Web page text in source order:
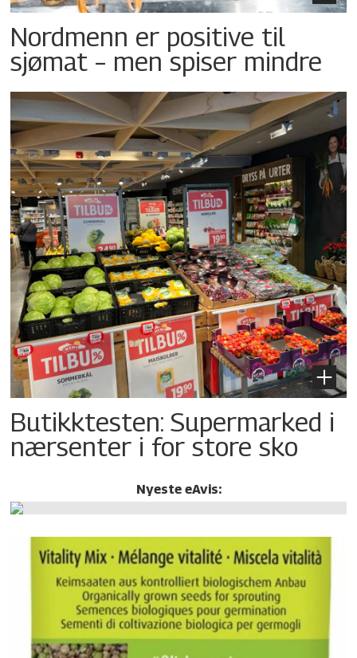
Nordmenn er positive til
sjømat – men spiser mindre
Butikktesten: Supermarked i
nærsenter i for store sko
Nyeste eAvis: